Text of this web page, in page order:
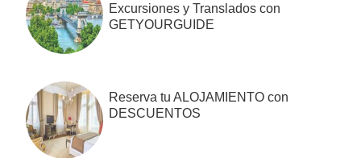
Excursiones y Translados con
GETYOURGUIDE
Reserva tu ALOJAMIENTO con
DESCUENTOS